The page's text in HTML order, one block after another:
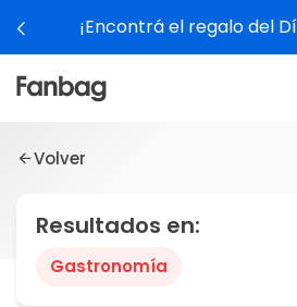
¡Encontrá el regalo del
Volver
Resultados en:
Gastronomía